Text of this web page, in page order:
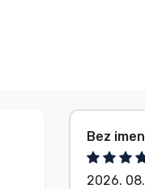
Bez
2026.